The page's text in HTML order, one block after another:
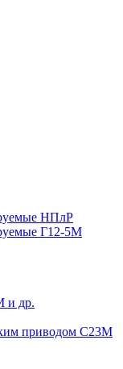
НПлР
Г12-5М
и др.
приводом С23М